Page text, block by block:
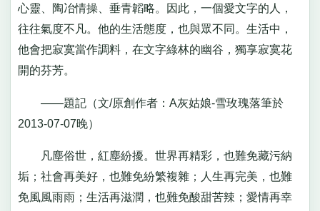
心靈、陶冶情操、垂青韜略。因此，一個愛文字的人，
往往氣度不凡。他的生活態度，也與眾不同。生活中，
他會把寂寞當作調料，在文字綠林的幽谷，獨享寂寞花
開的芬芳。
——題記（文/原創作者：A灰姑娘-雪玫瑰落筆於
2013-07-07晚）
凡塵俗世，紅塵紛擾。世界再精彩，也難免藏污納
垢；社會再美好，也難免紛繁複雜；人生再完美，也難
免風風雨雨；生活再滋潤，也難免酸甜苦辣；愛情再幸